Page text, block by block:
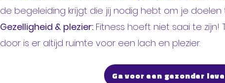
de begeleiding krijgt die jij nodig hebt om je doelen
Gezelligheid & plezier: Fitness hoeft niet saai te zijn!
door is er altijd ruimte voor een lach en plezier.
Ga voor een gezonder